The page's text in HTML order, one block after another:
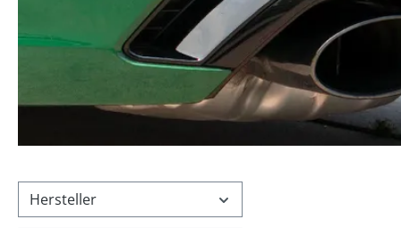
Hersteller